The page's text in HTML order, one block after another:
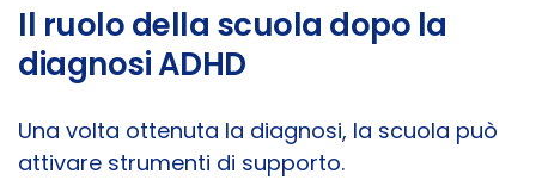
Il ruolo della scuola dopo la
diagnosi ADHD
Una volta ottenuta la diagnosi, la scuola può
attivare strumenti di supporto.